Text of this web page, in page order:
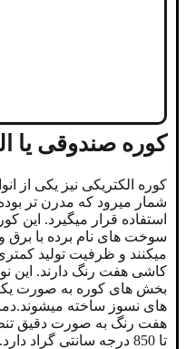
کوره صندوقی یا
کوره الکتریکی نیز یکی از
شمار میرود که مدرن تر
استفاده قرار میگیرد. این
سوخت های نام برده با برق
میکنند و ظرفیت تولید
کاشی هفت رنگ دارند. این
بخش های کوره به صورت
های نسوز ساخته
تا 850 درجه سانتی گراد دارد.